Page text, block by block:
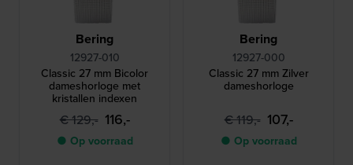
Bering
12927-010
Classic 27 mm Bicolor
dameshorloge met
kristallen indexen
€ 129,- 116,-
● Op voorraad
Bering
12927-000
Classic 27 mm Zilver
dameshorloge
€ 119,- 107,-
● Op voorraad